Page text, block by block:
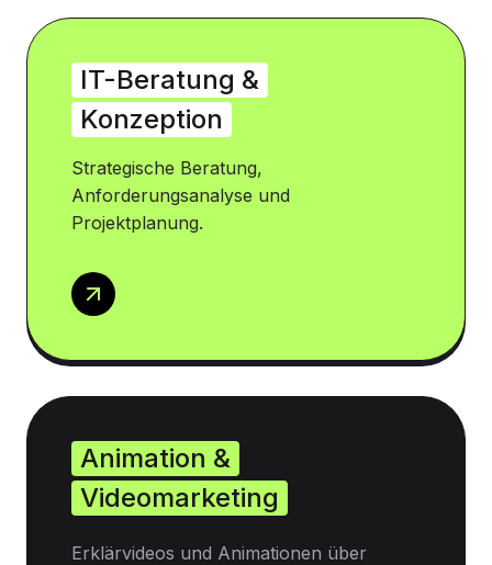
IT-Beratung &
Konzeption
Strategische Beratung,
Anforderungsanalyse und
Projektplanung.
Animation &
Videomarketing
Erklärvideos und Animationen über